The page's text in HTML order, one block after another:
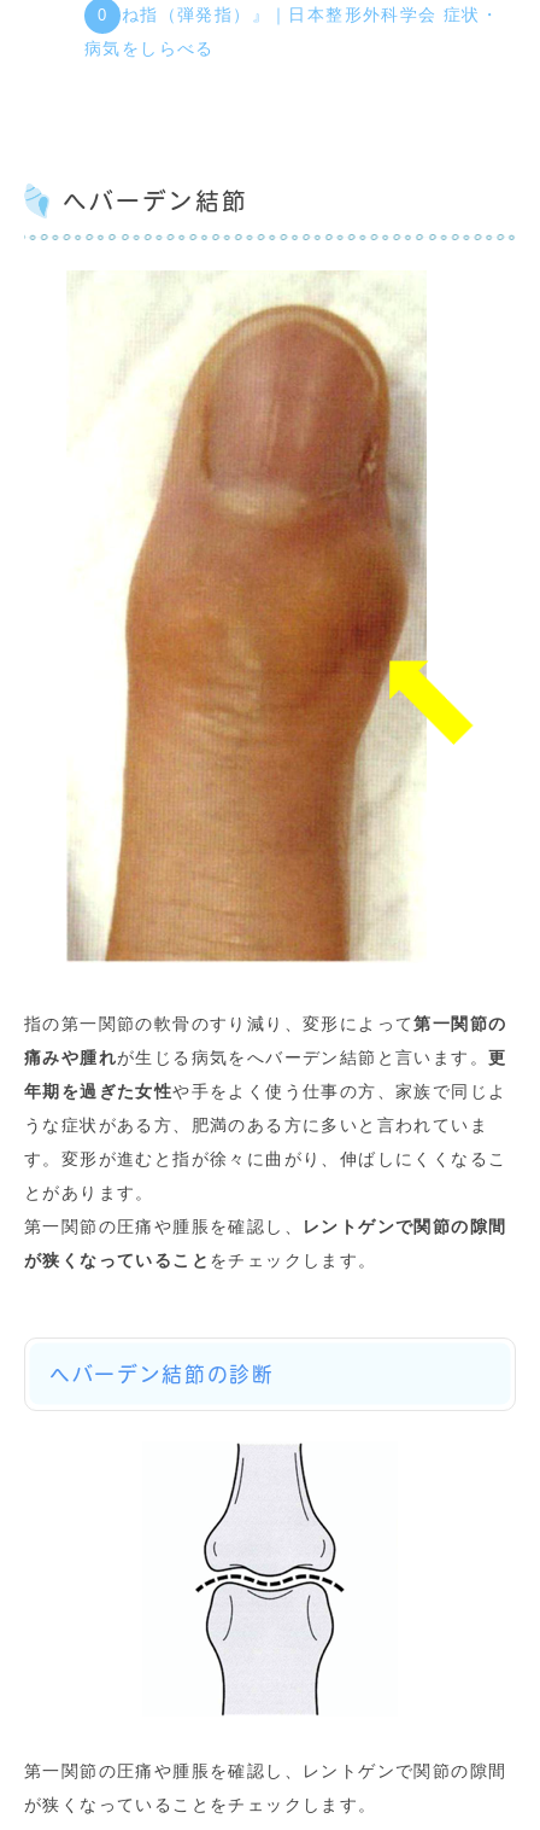
『ばね指（弾発指）』｜日本整形外科学会 症状・
病気をしらべる
へバーデン結節
指の第一関節の軟骨のすり減り、変形によって第一関節の
痛みや腫れが生じる病気をへバーデン結節と言います。 更
年期を過ぎた女性や手をよく使う仕事の方、家族で同じよ
うな症状がある方、肥満のある方に多いと言われていま
す。変形が進むと指が徐々に曲がり、伸ばしにくくなるこ
とがあります。
第一関節の圧痛や腫脹を確認し、
レントゲンで関節の隙間
が狭くなっていること をチェックします。
へバーデン結節の診断
第一関節の圧痛や腫脹を確認し、レントゲンで関節の隙間
が狭くなっていることをチェックします。